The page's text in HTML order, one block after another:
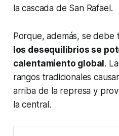
la cascada de San Rafael.
Porque, además, se debe
los desequilibrios se
calentamiento global.
rangos tradicionales
arriba de la represa y
la central.